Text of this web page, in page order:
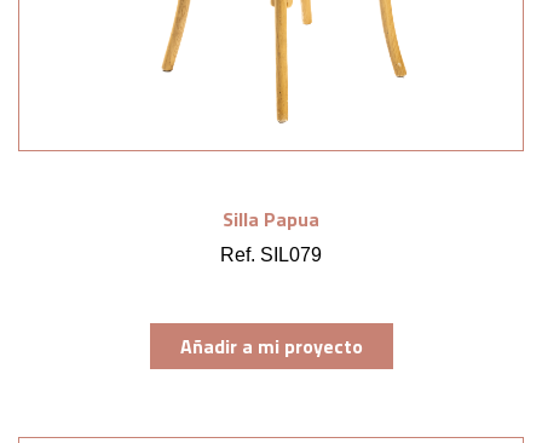
Silla Papua
Ref. SIL079
Añadir a mi proyecto